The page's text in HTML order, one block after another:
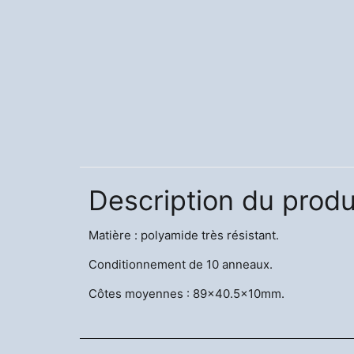
Description du
Matière : polyamide très résistant.
Conditionnement de 10 anneaux.
Côtes moyennes : 89x40.5x10mm.